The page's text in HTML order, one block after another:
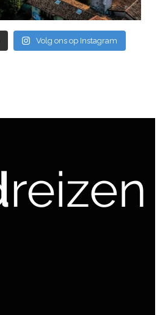
Volg ons op Instagram